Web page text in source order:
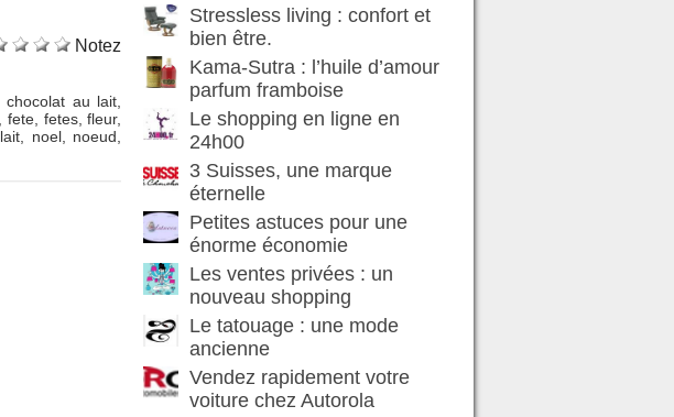
Notez
chocolat au lait
fete, fetes,fleur,
lait noel, noeud
Stressless living : confort et
bien être.
Kama-Sutra : l’huile d’amour
parfum framboise
Le shopping en ligne en
24h00
3 Suisses, une marque
éternelle
Petites astuces pour une
énorme économie
Les ventes privées : un
nouveau shopping
Le tatouage : une mode
ancienne
Vendez rapidement votre
voiture chez Autorola